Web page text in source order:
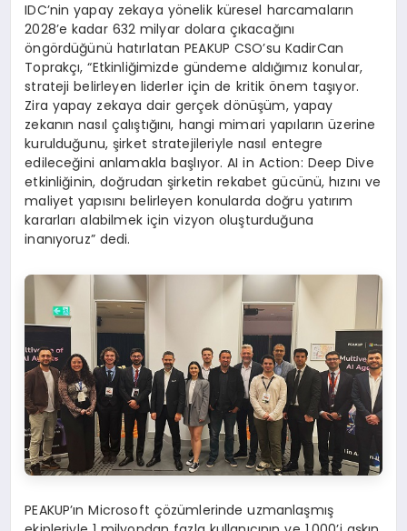
IDC’nin yapay zekaya yönelik küresel harcamaların
2028’e kadar 632 milyar dolara çıkacağını
öngördüğünü hatırlatan PEAKUP CSO’su KadirCan
Toprakçı, “Etkinliğimizde gündeme aldığımız konular,
strateji belirleyen liderler için de kritik önem taşıyor.
Zira yapay zekaya dair gerçek dönüşüm, yapay
zekanın nasıl çalıştığını, hangi mimari yapıların üzerine
kurulduğunu, şirket stratejileriyle nasıl entegre
edileceğini anlamakla başlıyor. AI in Action: Deep Dive
etkinliğinin, doğrudan şirketin rekabet gücünü, hızını ve
maliyet yapısını belirleyen konularda doğru yatırım
kararları alabilmek için vizyon oluşturduğuna
inanıyoruz” dedi.
PEAKUP’ın Microsoft çözümlerinde uzmanlaşmış